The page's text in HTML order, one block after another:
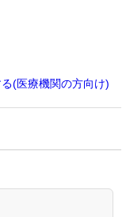
(医療機関の方向け)